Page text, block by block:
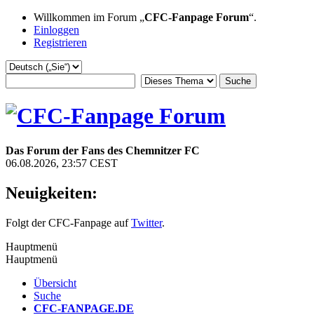
Willkommen im Forum „CFC-Fanpage Forum“.
Einloggen
Registrieren
Das Forum der Fans des Chemnitzer FC
06.08.2026, 23:57 CEST
Neuigkeiten:
Folgt der CFC-Fanpage aufTwitter.
Hauptmenü
Hauptmenü
Übersicht
Suche
CFC-FANPAGE.DE